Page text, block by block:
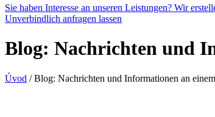
Sie haben Interesse an unseren Leistungen? Wir
Unverbindlich anfragen lassen
Blog: Nachrichten und
Úvod /Blog: Nachrichten und Informationen an